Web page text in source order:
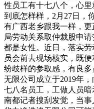
性员工有十七八个，心
到底怎样样，2月27日，
有广西老乡跟我一样，
局劳动关系取仲裁股申
都是女性。近日，落实
员会前去现场核实，既
纷歧样的参取感，有良
无限公司成立于2019年
七八名员工，工做人员暗
南都记者搜刮发觉，当事